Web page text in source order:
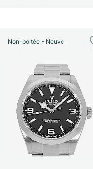
Non-portée - Neuve